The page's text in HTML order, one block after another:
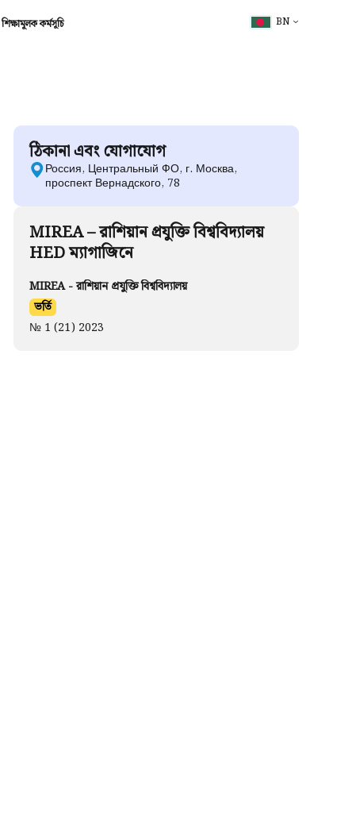
শিক্ষামূলক কর্মসূচি BN
ঠিকানা এবং যোগাযোগ
Россия, Центральный ФО, г. Москва,
проспект Вернадского, 78
MIREA – রাশিয়ান প্রযুক্তি বিশ্ববিদ্যালয়
HED ম্যাগাজিনে
MIREA - রাশিয়ান প্রযুক্তি বিশ্ববিদ্যালয়
ভর্তি
№ 1 (21) 2023